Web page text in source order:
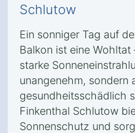
Schlutow
Ein sonniger Tag auf
Balkon ist eine Wohltat
starke
unangenehm, sondern
gesundheitsschädlich
Finkenthal Schlutow
Sonnenschutz und